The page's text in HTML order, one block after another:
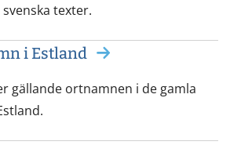
texter.
i Estland
gällande ortnamnen i de gamla